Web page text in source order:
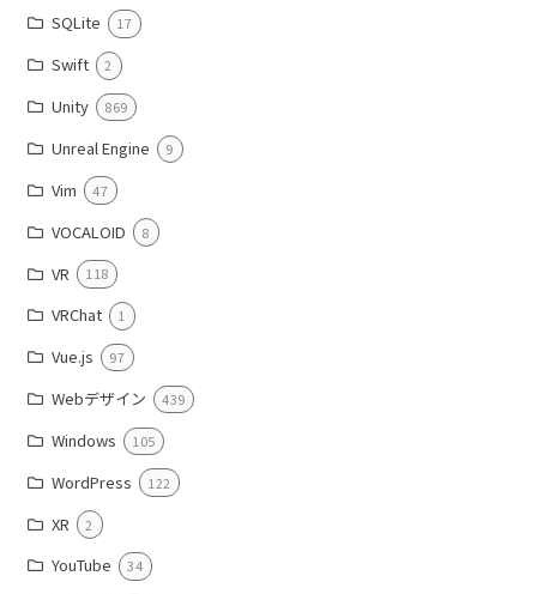
SQLite 17
Swift 2
Unity 869
Unreal Engine 9
Vim 47
VOCALOID 8
VR 118
VRChat 1
Vue.js 97
Webデザイン 439
Windows 105
WordPress 122
XR 2
YouTube 34